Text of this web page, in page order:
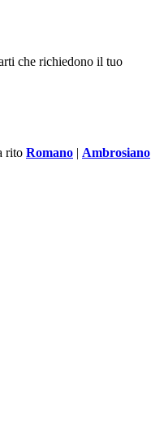
che richiedono il tuo
rito Romano | Ambrosiano